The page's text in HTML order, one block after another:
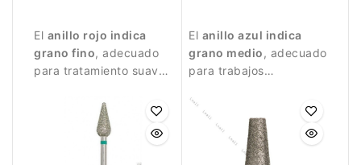
El anillo rojo indica
grano fino, adecuado
para tratamiento suave
El anillo azul indica
grano medio, adecuado
para trabajos
tratamiento detallado
de la uña.